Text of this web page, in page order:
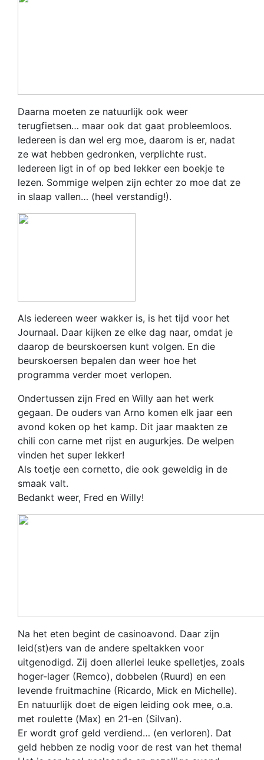
Daarna moeten ze natuurlijk ook weer
terugfietsen… maar ook dat gaat probleemloos.
Iedereen is dan wel erg moe, daarom is er, nadat
ze wat hebben gedronken, verplichte rust.
Iedereen ligt in of op bed lekker een boekje te
lezen. Sommige welpen zijn echter zo moe dat ze
in slaap vallen… (heel verstandig!).
Als iedereen weer wakker is, is het tijd voor het
Journaal. Daar kijken ze elke dag naar, omdat je
daarop de beurskoersen kunt volgen. En die
beurskoersen bepalen dan weer hoe het
programma verder moet verlopen.
Ondertussen zijn Fred en Willy aan het werk
gegaan. De ouders van Arno komen elk jaar een
avond koken op het kamp. Dit jaar maakten ze
chili con carne met rijst en augurkjes. De welpen
vinden het super lekker!
Als toetje een cornetto, die ook geweldig in de
smaak valt.
Bedankt weer, Fred en Willy!
Na het eten begint de casinoavond. Daar zijn
leid(st)ers van de andere speltakken voor
uitgenodigd. Zij doen allerlei leuke spelletjes, zoals
hoger-lager (Remco), dobbelen (Ruurd) en een
levende fruitmachine (Ricardo, Mick en Michelle).
En natuurlijk doet de eigen leiding ook mee, o.a.
met roulette (Max) en 21-en (Silvan).
Er wordt grof geld verdiend… (en verloren). Dat
geld hebben ze nodig voor de rest van het thema!